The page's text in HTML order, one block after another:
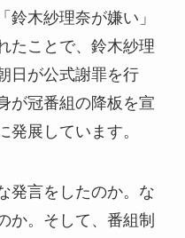
鈴木紗理奈が嫌い」
たことで、鈴木紗理
日が公式謝罪を行
が冠番組の降板を宣
発展しています。
発言をしたのか。な
か。そして、番組制